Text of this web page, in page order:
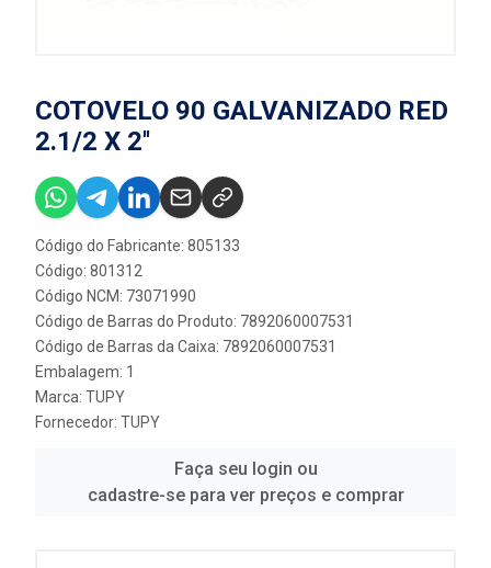
COTOVELO 90 GALVANIZADO RED
2.1/2 X 2''
Código do Fabricante: 805133
Código: 801312
Código NCM: 73071990
Código de Barras do Produto: 7892060007531
Código de Barras da Caixa: 7892060007531
Embalagem: 1
Marca: TUPY
Fornecedor: TUPY
Faça seu login ou
cadastre-se para ver preços e comprar